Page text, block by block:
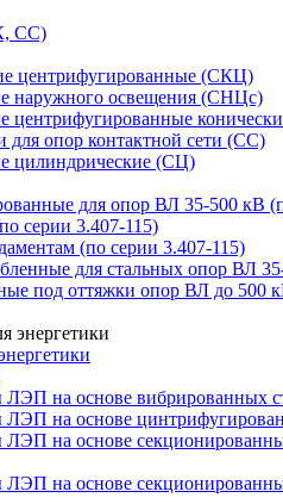
СС)
центрифугированные (СКЦ)
наружного освещения (СНЦс)
центрифугированные
для опор контактной сети (СС)
цилиндрические (СЦ)
для опор ВЛ 35-500 кВ
серии 3.407-115)
(по серии 3.407-115)
для стальных опор ВЛ
под оттяжки опор ВЛ до 500
ЛЭП на основе вибрированных
ЛЭП на основе
ЛЭП на основе
на основе